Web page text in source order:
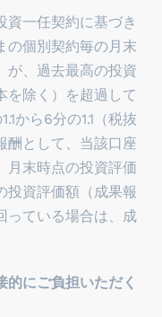
資一任契約に基づき
の個別契約毎の月末
が、過去最高の投資
を除く）を超過して
から6分の1.1（税抜
酬として、当該口座
月末時点の投資評価
投資評価額（成果報
っている場合は、成
にご負担いただく